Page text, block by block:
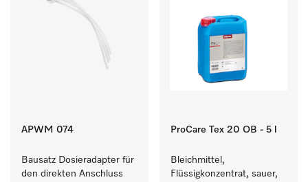
APWM 074
Bausatz Dosieradapter für
den direkten Anschluss
ProCare Tex 20 OB - 5 l
Bleichmittel,
Flüssigkonzentrat, sauer,